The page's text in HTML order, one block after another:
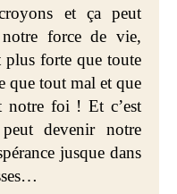
et ça peut
force de vie,
plus forte que toute
que tout mal et que
notre foi ! Et c’est
devenir notre
jusque dans